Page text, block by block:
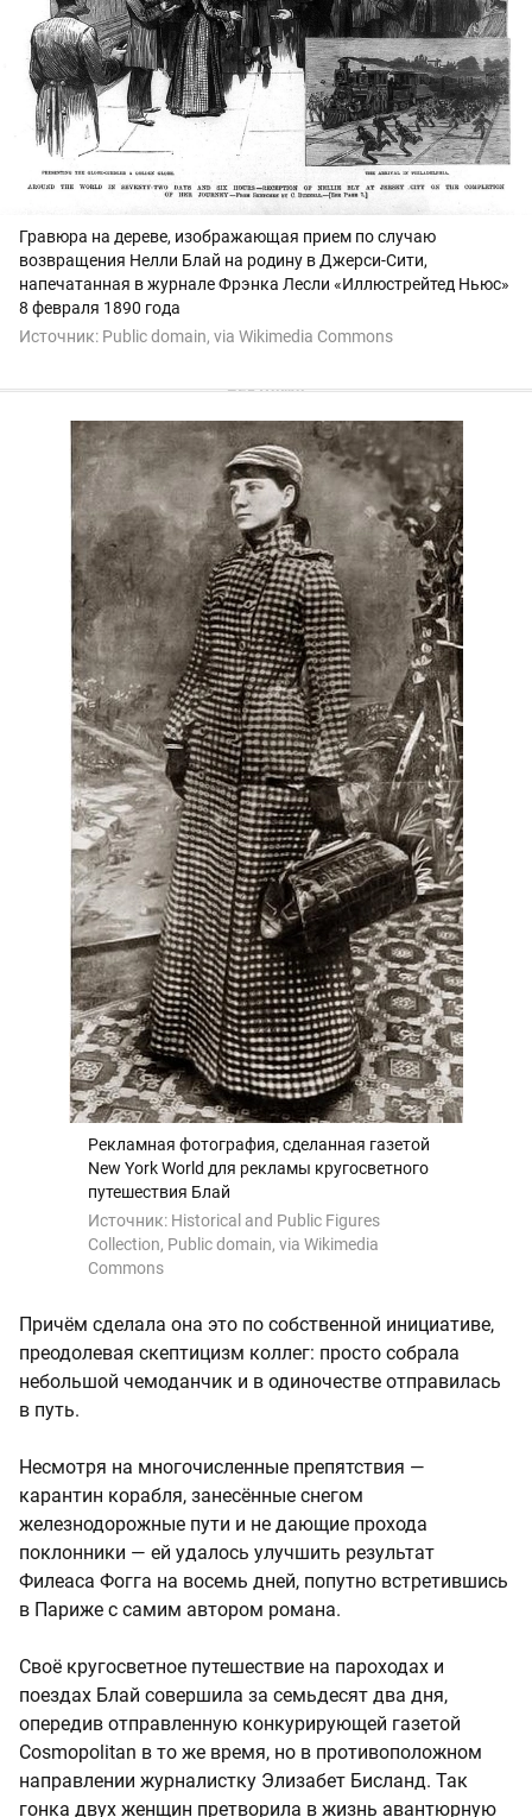
Гравюра на дереве, изображающая прием по случаю
возвращения Нелли Блай на родину в Джерси-Сити,
напечатанная в журнале Фрэнка Лесли «Иллюстрейтед Ньюс»
8 февраля 1890 года
Источник: Public domain, via Wikimedia Commons
Рекламная фотография, сделанная газетой
New York World для рекламы кругосветного
путешествия Блай
Источник: Historical and Public Figures
Collection, Public domain, via Wikimedia
Commons
Причём сделала она это по собственной инициативе,
преодолевая скептицизм коллег: просто собрала
небольшой чемоданчик и в одиночестве отправилась
в путь.
Несмотря на многочисленные препятствия —
карантин корабля, занесённые снегом
железнодорожные пути и не дающие прохода
поклонники — ей удалось улучшить результат
Филеаса Фогга на восемь дней, попутно встретившись
в Париже с самим автором романа.
Своё кругосветное путешествие на пароходах и
поездах Блай совершила за семьдесят два дня,
опередив отправленную конкурирующей газетой
Cosmopolitan в то же время, но в противоположном
направлении журналистку Элизабет Бисланд. Так
гонка двух женщин претворила в жизнь авантюрную